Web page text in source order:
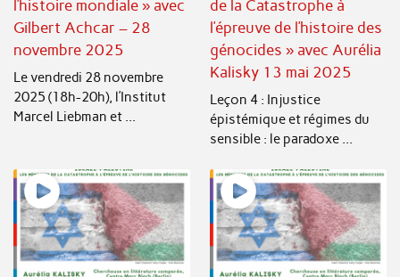
l’histoire mondiale » avec
Gilbert Achcar – 28
novembre 2025
Le vendredi 28 novembre
2025 (18h-20h), l’Institut
Marcel Liebman et ...
de la Catastrophe à
l’épreuve de l’histoire des
génocides » avec Aurélia
Kalisky 13 mai 2025
Leçon 4 : Injustice
épistémique et régimes du
sensible : le paradoxe ...